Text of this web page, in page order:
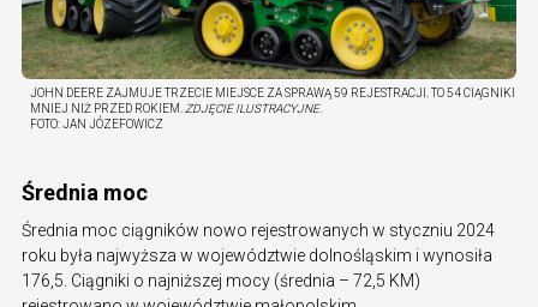
JOHN DEERE ZAJMUJE TRZECIE MIEJSCE ZA SPRAWĄ 59 REJESTRACJI. TO 54 CIĄGNIKI
MNIEJ NIŻ PRZED ROKIEM.ZDJĘCIE ILUSTRACYJNE.
FOTO:JAN JÓZEFOWICZ
Średnia moc
Średnia moc ciągników nowo rejestrowanych w styczniu 2024
roku była najwyższa w województwie dolnośląskim i wynosiła
176,5. Ciągniki o najniższej mocy (średnia – 72,5 KM)